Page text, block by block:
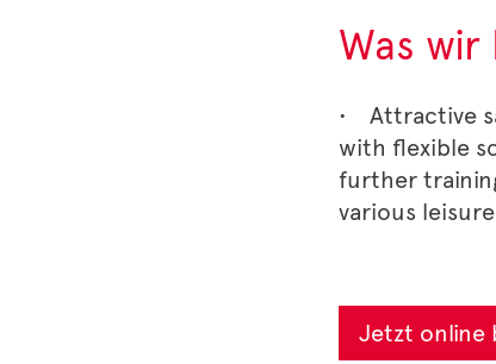
Was
• Attractive
with flexible
further
various
Jetzt online